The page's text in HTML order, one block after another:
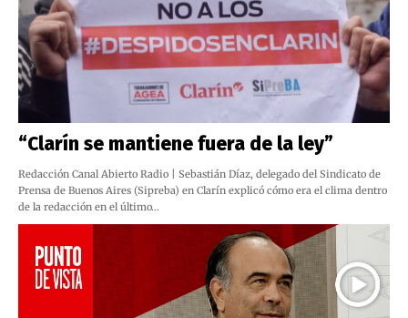
“Clarín se mantiene fuera de la ley”
Redacción Canal Abierto Radio | Sebastián Díaz, delegado del Sindicato de
Prensa de Buenos Aires (Sipreba) en Clarín explicó cómo era el clima dentro
de la redacción en el último…